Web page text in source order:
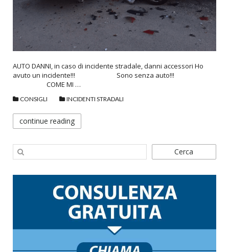
AUTO DANNI, in caso di incidente stradale, danni accessori Ho
avuto un incidente!!! Sono senza auto!!!
COME MI …
CONSIGLI INCIDENTI STRADALI
continue reading
Cerca